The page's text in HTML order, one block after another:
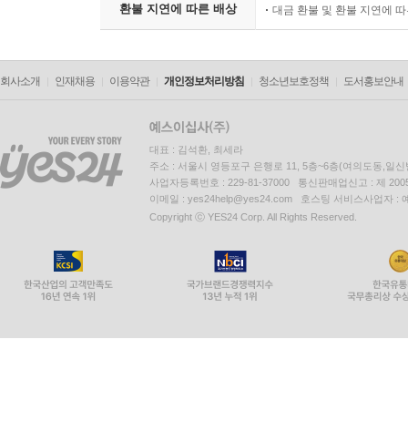
환불 지연에 따른 배상 대금 환불 및 환불 지연에
회사소개 인재채용 이용약관 개인정보처리방침 청소년보호정책 도서홍보안내
대표 : 김석환, 최세라
주소 : 서울시 영등포구 은행로 11, 5층~6층(여의도동,일신
사업자등록번호 : 229-81-37000 통신판매업신고 : 제
이메일 : yes24help@yes24.com 호스팅 서비스사업자 :
Copyright ⓒ YES24 Corp. All Rights Reserved.